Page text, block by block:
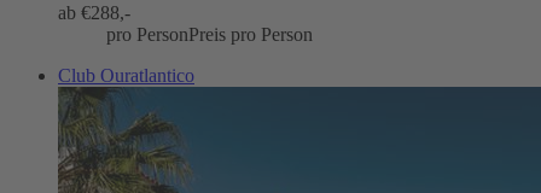
ab €288,-
pro PersonPreis pro Person
Club Ouratlantico